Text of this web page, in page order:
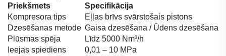
Priekšmets
Specifikācija
Kompresora tips
Eļļas brīvs svārstošais pistons
Dzesēšanas metode Gaisa dzesēšana / Ūdens dzesēšana
Plūsmas spēja
Līdz 5000 Nm³/h
Ieejas spiediens
0,01 – 10 MPa